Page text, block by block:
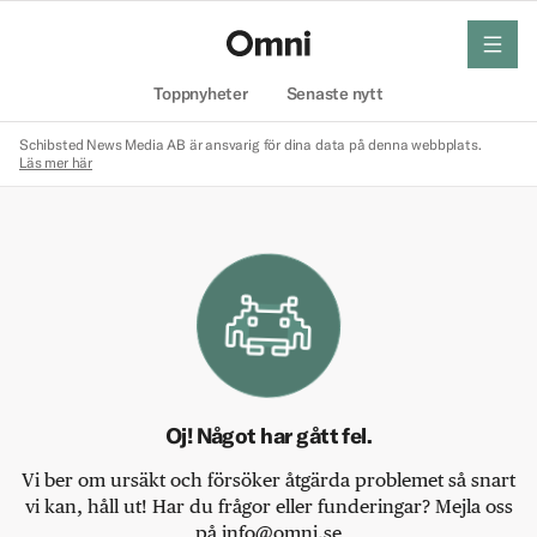
Toppnyheter Senaste nytt
meny
Schibsted News Media AB är ansvarig för dina data på denna webbplats.
Läs mer här
Oj! Något har gått fel.
Vi ber om ursäkt och försöker åtgärda problemet så snart
vi kan, håll ut! Har du frågor eller funderingar? Mejla oss